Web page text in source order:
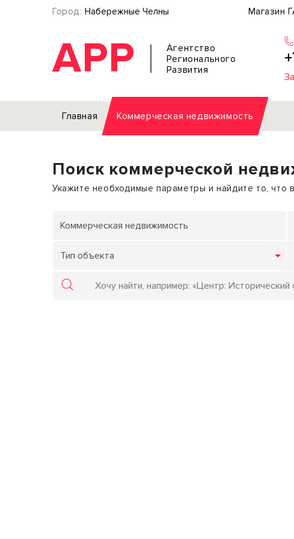
Город: Набережные Челны Магазин
АРР
Агентство
Регионального
Развития
Главная Коммерческая недвижимость
Офис
Торговое помещение
Склад
Земельный
Отдельное
Бизнес-
Поиск коммерческой
Укажите необходимые параметры и найдите то, что
Коммерческая недвижимость
Тип объекта